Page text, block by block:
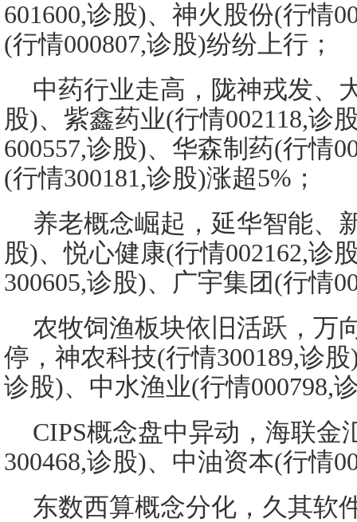
601600,诊股)、神火股份(行情
(行情000807,诊股)纷纷上行；
中药行业走高，陇神戎发、
股)、紫鑫药业(行情002118,诊
600557,诊股)、华森制药(行情
(行情300181,诊股)涨超5%；
养老概念崛起，延华智能、
股)、悦心健康(行情002162,诊
300605,诊股)、广宇集团(行情
农牧饲渔板块依旧活跃，万
停，神农科技(行情300189,诊
诊股)、中水渔业(行情000798,
CIPS概念盘中异动，海联金
300468,诊股)、中油资本(行情
东数西算概念分化，久其软